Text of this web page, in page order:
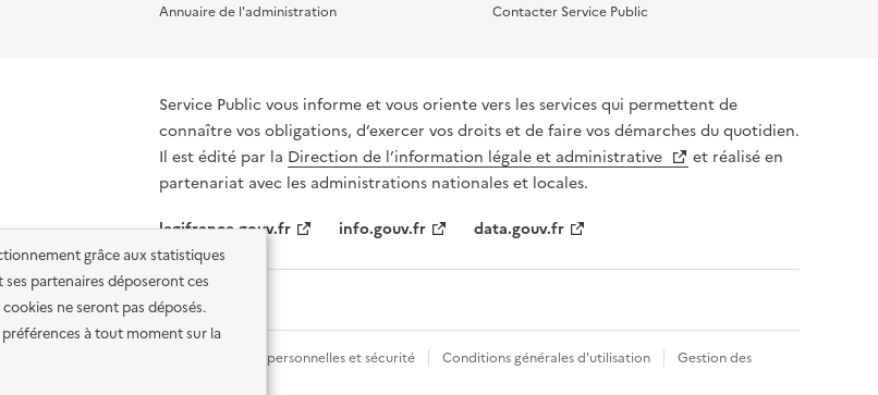
grâce aux statistiques
partenaires déposeront ces
ne seront pas déposés.
à tout moment sur la
Annuaire de l'administration
Contacter Service Public
Service Public vous informe et vous oriente vers les services qui permettent de
connaître vos obligations, d’exercer vos droits et de faire vos démarches du quotidien.
Il est édité par la Direction de l’information légale et administrative
et réalisé en
partenariat avec les administrations nationales et locales.
legifrance.gouv.fr
info.gouv.fr data.gouv.fr
Données personnelles et sécurité Conditions générales d'utilisation
Gestion des